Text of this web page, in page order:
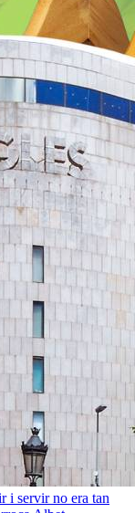
i servir no era tan